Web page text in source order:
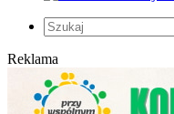
Reklama